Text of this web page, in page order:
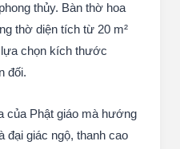
thủy. Bàn thờ hoa
thờ diện tích từ 20 m²
chọn kích thước
đối.
của Phật giáo mà hướng
đại giác ngộ, thanh cao